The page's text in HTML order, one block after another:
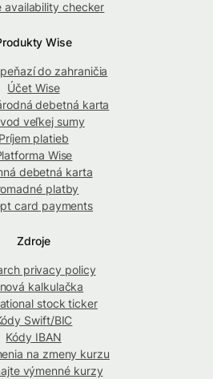
availability checker
Wise
do zahraničia
Účet Wise
debetná karta
veľkej sumy
Príjem platieb
Wise
debetná karta
platby
card payments
Zdroje
privacy policy
kalkulačka
stock ticker
Swift/BIC
Kódy IBAN
na zmeny kurzu
výmenné kurzy